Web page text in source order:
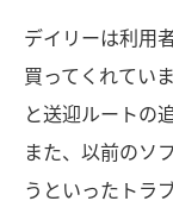
デイリーは利用
買ってくれてい
と送迎ルートの
また、以前のソ
うといったトラ